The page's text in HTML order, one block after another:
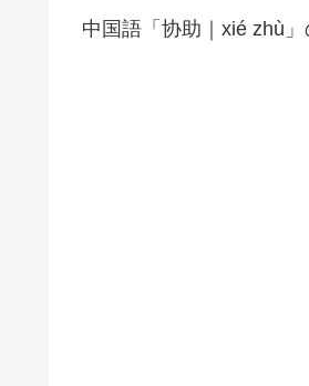
中国語「协助｜xié zhù